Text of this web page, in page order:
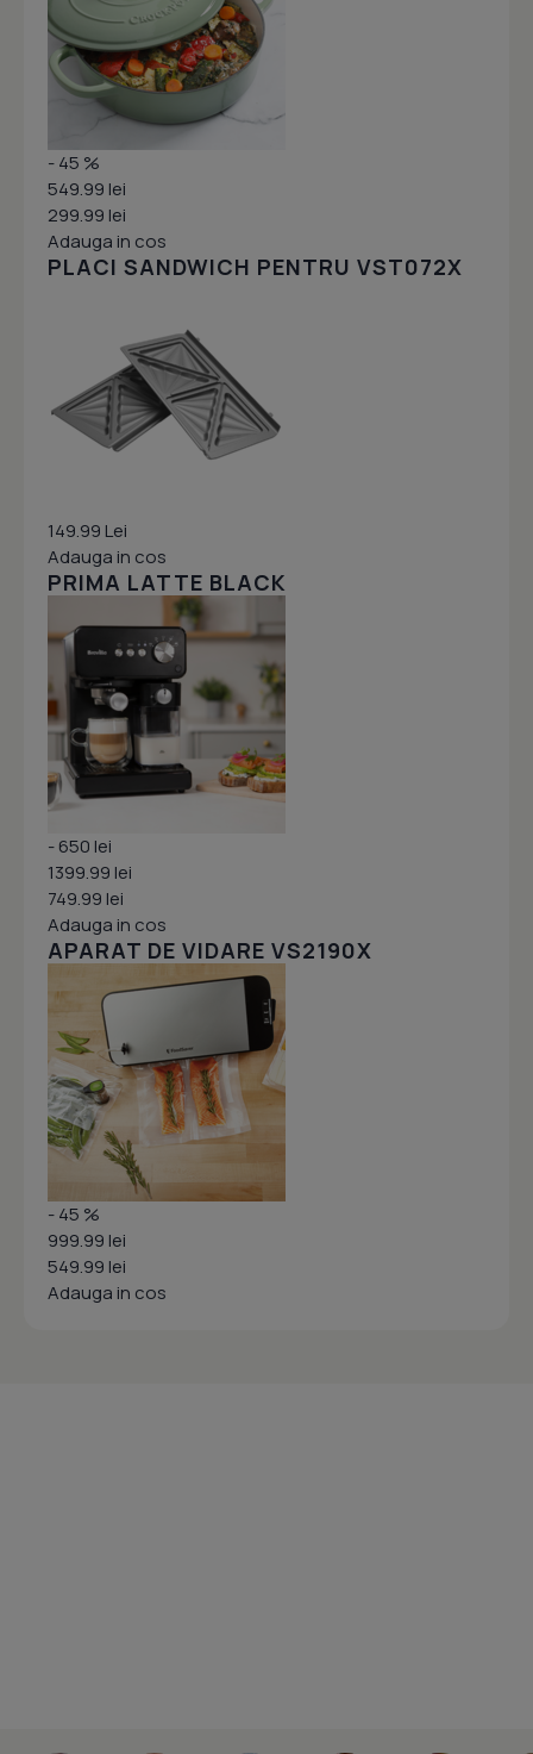
- 45 %
549.99 lei
299.99 lei
Adauga in cos
PLACI SANDWICH PENTRU VST072X
149.99 Lei
Adauga in cos
PRIMA LATTE BLACK
- 650 lei
1399.99 lei
749.99 lei
Adauga in cos
APARAT DE VIDARE VS2190X
- 45 %
999.99 lei
549.99 lei
Adauga in cos